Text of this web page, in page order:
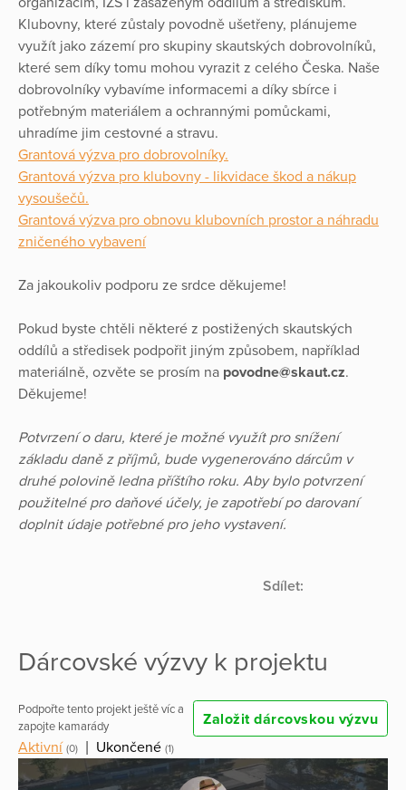
Klubovny, které zůstaly povodně ušetřeny, plánujeme
využít jako zázemí pro skupiny skautských dobrovolníků,
které sem díky tomu mohou vyrazit z celého Česka. Naše
dobrovolníky vybavíme informacemi a díky sbírce i
potřebným materiálem a ochrannými pomůckami,
uhradíme jim cestovné a stravu.
Grantová výzva pro dobrovolníky.
Grantová výzva pro klubovny - likvidace škod a nákup
vysoušečů.
Grantová výzva pro obnovu klubovních prostor a náhradu
zničeného vybavení
Za jakoukoliv podporu ze srdce děkujeme!
Pokud byste chtěli některé z postižených skautských
oddílů a středisek podpořit jiným způsobem, například
materiálně, ozvěte se prosím na povodne@skaut.cz.
Děkujeme!
Potvrzení o daru, které je možné využít pro snížení
základu daně z příjmů, bude vygenerováno dárcům v
druhé polovině ledna příštího roku. Aby bylo potvrzení
použitelné pro daňové účely, je zapotřebí po darovaní
doplnit údaje potřebné pro jeho vystavení.
Sdílet:
Dárcovské výzvy k projektu
Podpořte tento projekt ještě víc a
zapojte kamarády
Založit dárcovskou výzvu
Aktivní (0) Ukončené (1)